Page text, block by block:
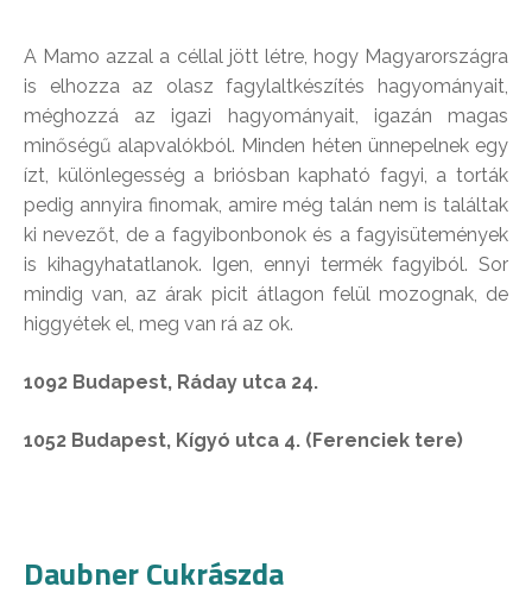
A Mamo azzal a céllal jött létre, hogy Magyarországra
is elhozza az olasz fagylaltkészítés hagyományait,
méghozzá az igazi hagyományait, igazán magas
minőségű alapvalókból. Minden héten ünnepelnek egy
ízt, különlegesség a briósban kapható fagyi, a torták
pedig annyira finomak, amire még talán nem is találtak
ki nevezőt, de a fagyibonbonok és a fagyisütemények
is kihagyhatatlanok. Igen, ennyi termék fagyiból. Sor
mindig van, az árak picit átlagon felül mozognak, de
higgyétek el, meg van rá az ok.
1092 Budapest, Ráday utca 24.
1052 Budapest, Kígyó utca 4. (Ferenciek tere)
Daubner Cukrászda